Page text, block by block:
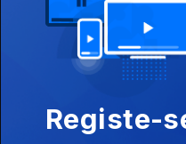
Uma visita ao
27 ago. 2018
20 anos depois;
Registe-